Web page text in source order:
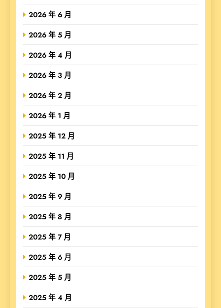
2026 年 6 月
2026 年 5 月
2026 年 4 月
2026 年 3 月
2026 年 2 月
2026 年 1 月
2025 年 12 月
2025 年 11 月
2025 年 10 月
2025 年 9 月
2025 年 8 月
2025 年 7 月
2025 年 6 月
2025 年 5 月
2025 年 4 月